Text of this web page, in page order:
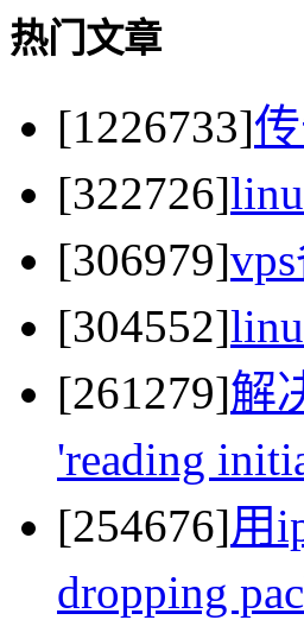
热门文章
[1226733]
[322726]
[306979]
[304552]
[261279]解
'reading
[254676]用
dropping